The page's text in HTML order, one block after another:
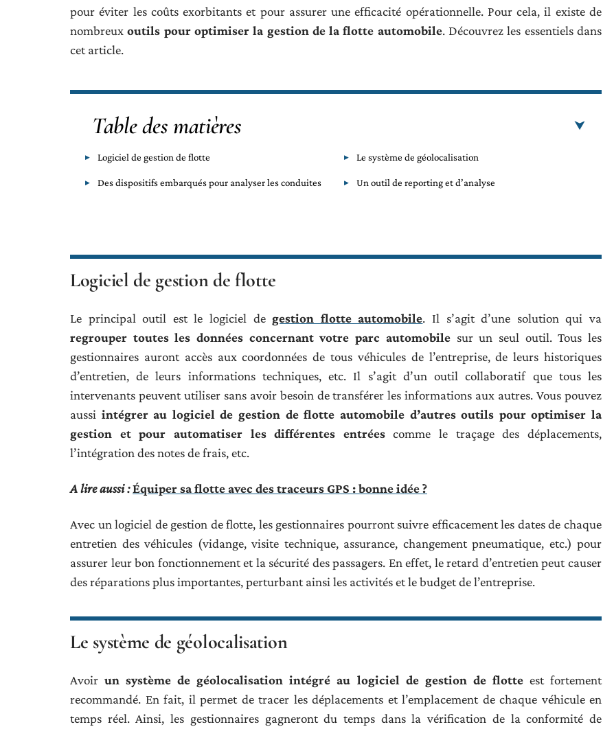
pour éviter les coûts exorbitants et pour assurer une efficacité opérationnelle. Pour cela, il existe de
nombreux outils pour optimiser la gestion de la flotte automobile. Découvrez les essentiels dans
cet article.
Table des matières
Logiciel de gestion de flotte Le système de géolocalisation
Des dispositifs embarqués pour analyser les conduites Un outil de reporting et d’analyse
Logiciel de gestion de flotte
Le principal outil est le logiciel degestion flotte automobile. Il s’agit d’une solution qui va
regrouper toutes les données concernant votre parc automobilesur un seul outil. Tous les
gestionnaires auront accès aux coordonnées de tous véhicules de l’entreprise, de leurs historiques
d’entretien, de leurs informations techniques, etc. Il s’agit d’un outil collaboratif que tous les
intervenants peuvent utiliser sans avoir besoin de transférer les informations aux autres. Vous pouvez
aussi intégrer au logiciel de gestion de flotte automobile d’autres outils pour optimiser la
gestion et pour automatiser les différentes entréescomme le traçage des déplacements,
l’intégration des notes de frais, etc.
A lire aussi :Équiper sa flotte avec des traceurs GPS : bonne idée ?
Avec un logiciel de gestion de flotte, les gestionnaires pourront suivre efficacement les dates de chaque
entretien des véhicules (vidange, visite technique, assurance, changement pneumatique, etc.) pour
assurer leur bon fonctionnement et la sécurité des passagers. En effet, le retard d’entretien peut causer
des réparations plus importantes, perturbant ainsi les activités et le budget de l’entreprise.
Le système de géolocalisation
Avoirun système de géolocalisation intégré au logiciel de gestion de flotteest fortement
recommandé. En fait, il permet de tracer les déplacements et l’emplacement de chaque véhicule en
temps réel. Ainsi, les gestionnaires gagneront du temps dans la vérification de la conformité de